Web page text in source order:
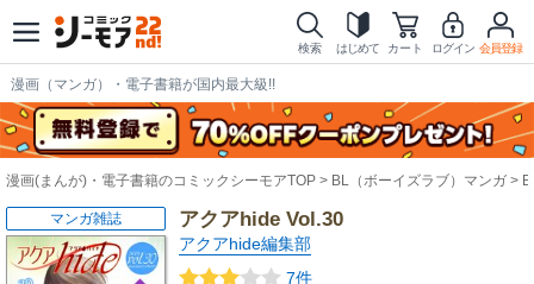
検索 はじめて カート ログイン 会員登録
漫画（マンガ）・電子書籍が国内最大級!!
漫画(まんが)・電子書籍のコミックシーモアTOP BL（ボーイズラブ）マンガ
アクアhide Vol.30
アクアhide編集部
7件
マンガ雑誌